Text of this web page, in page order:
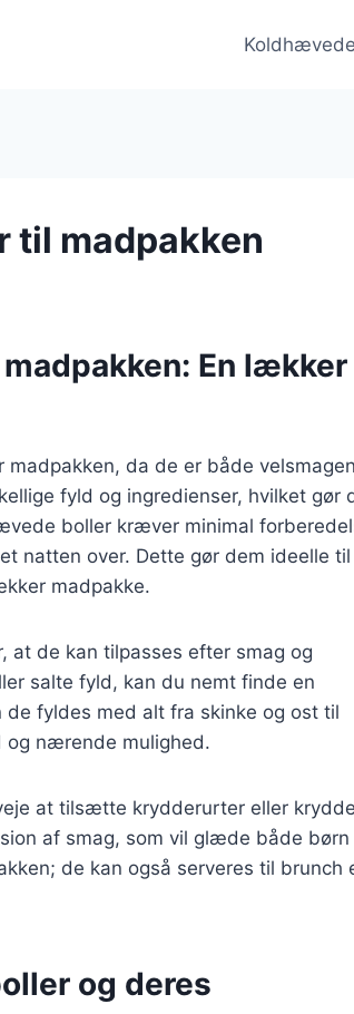
til madpakken
En lækker
da de er både
fyld og ingredienser, hvilket gør
boller kræver minimal
natten over. Dette gør dem ideelle til
madpakke.
at de kan tilpasses efter smag og
salte fyld, kan du nemt finde en
fyldes med alt fra skinke og ost til
og nærende mulighed.
at tilsætte krydderurter eller
af smag, som vil glæde både børn
de kan også serveres til brunch
og deres